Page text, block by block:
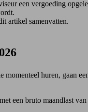
een vergoeding
artikel samenvatten.
momenteel huren, gaan
een bruto maandlast